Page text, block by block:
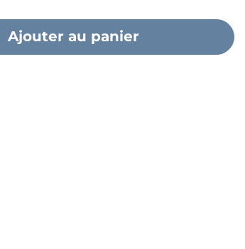
Ajouter au panier